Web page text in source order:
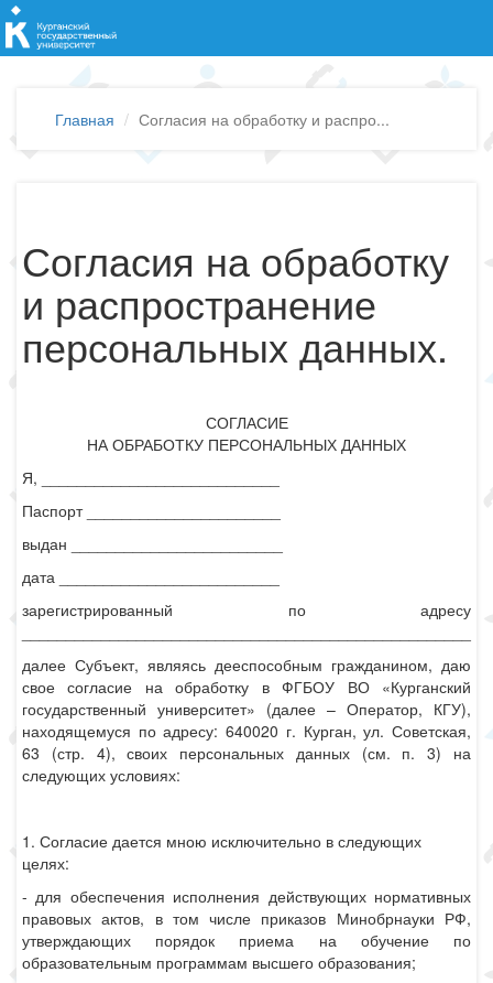
Главная Согласия на обработку и распро...
Согласия на обработку
и распространение
персональных данных.
СОГЛАСИЕ
НА ОБРАБОТКУ ПЕРСОНАЛЬНЫХ ДАННЫХ
Я, ___________________________
Паспорт ______________________
выдан ________________________
дата _________________________
зарегистрированный по адресу
далее Субъект, являясь дееспособным гражданином, даю
свое согласие на обработку в ФГБОУ ВО «Курганский
государственный университет» (далее – Оператор, КГУ),
находящемуся по адресу: 640020 г. Курган, ул. Советская,
63 (стр. 4), своих персональных данных (см. п. 3) на
следующих условиях:
1. Согласие дается мною исключительно в следующих
целях:
- для обеспечения исполнения действующих нормативных
правовых актов, в том числе приказов Минобрнауки РФ,
утверждающих порядок приема на обучение по
образовательным программам высшего образования;